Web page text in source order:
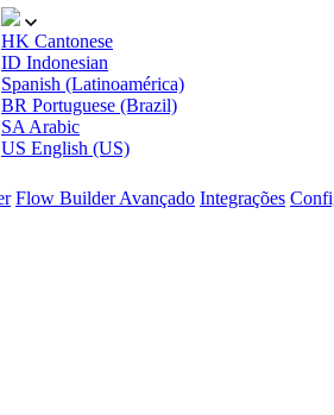
HK Cantonese
ID Indonesian
Spanish (Latinoamérica)
BR Portuguese (Brazil)
SA Arabic
US English (US)
Flow Builder Avançado Integrações